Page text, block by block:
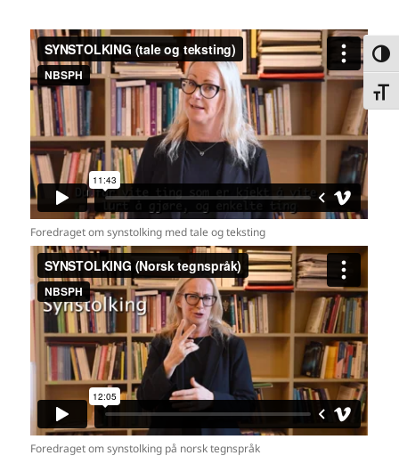
Foredraget om synstolking med tale og teksting
Foredraget om synstolking på norsk tegnspråk